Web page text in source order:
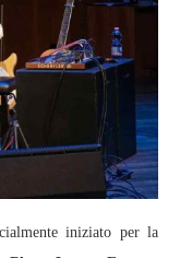
iniziato per la